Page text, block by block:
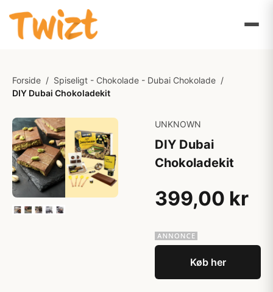
Forside / Spiseligt - Chokolade - Dubai Chokolade /
DIY Dubai Chokoladekit
UNKNOWN
DIY Dubai
Chokoladekit
399,00 kr
Køb her